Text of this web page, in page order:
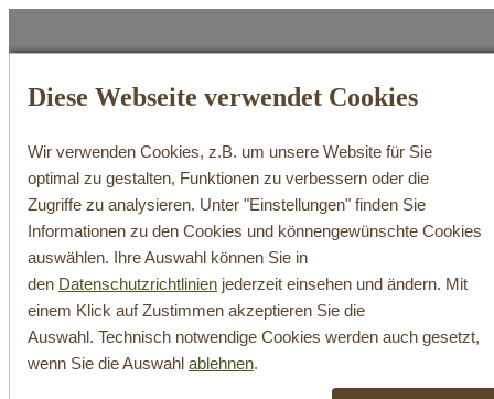
Diese Webseite verwendet Cookies
Wir verwenden Cookies, z.B. um unsere Website für Sie
optimal zu gestalten, Funktionen zu verbessern oder die
Zugriffe zu analysieren. Unter "Einstellungen" finden Sie
Informationen zu den Cookies und könnengewünschte Cookies
auswählen. Ihre Auswahl können Sie in
den Datenschutzrichtlinien jederzeit einsehen und ändern. Mit
einem Klick auf Zustimmen akzeptieren Sie die
Auswahl. Technisch notwendige Cookies werden auch gesetzt,
wenn Sie die Auswahl ablehnen.
WeinShop
Search
Cart
Ihr Warenkorb ist derzeit leer.
Zum Shop